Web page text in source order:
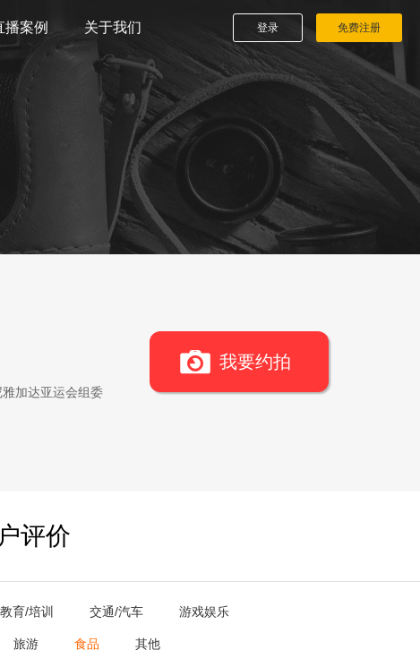
播案例 关于我们 登录 免费注册
加达亚运会组委
我要约拍
评价
教育/培训 交通/汽车 游戏娱乐
旅游 食品 其他